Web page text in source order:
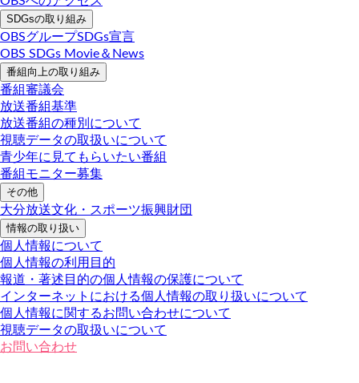
SDGsの取り組み
OBSグループSDGs宣言
OBS SDGs Movie＆News
番組向上の取り組み
番組審議会
放送番組基準
放送番組の種別について
視聴データの取扱いについて
青少年に見てもらいたい番組
番組モニター募集
その他
大分放送文化・スポーツ振興財団
情報の取り扱い
個人情報について
個人情報の利用目的
報道・著述目的の個人情報の保護について
インターネットにおける個人情報の取り扱いについて
個人情報に関するお問い合わせについて
視聴データの取扱いについて
お問い合わせ